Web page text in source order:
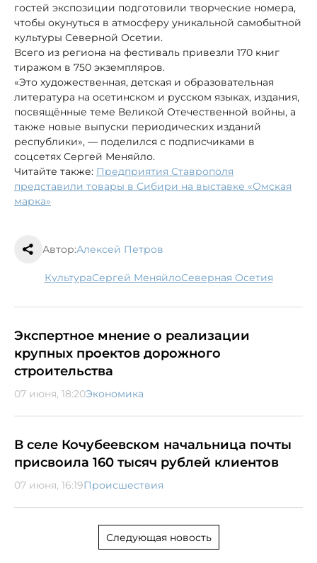
гостей экспозиции подготовили творческие номера,
чтобы окунуться в атмосферу уникальной самобытной
культуры Северной Осетии.
Всего из региона на фестиваль привезли 170 книг
тиражом в 750 экземпляров.
«Это художественная, детская и образовательная
литература на осетинском и русском языках, издания,
посвящённые теме Великой Отечественной войны, а
также новые выпуски периодических изданий
республики», — поделился с подписчиками в
соцсетях Сергей Меняйло.
Читайте также: Предприятия Ставрополя
представили товары в Сибири на выставке «Омская
марка»
Автор:Алексей Петров
культура Сергей Меняйло Северная Осетия
Экспертное мнение о реализации
крупных проектов дорожного
строительства
07 июня, 18:20Экономика
В селе Кочубеевском начальница почты
присвоила 160 тысяч рублей клиентов
07 июня, 16:19Происшествия
Следующая новость